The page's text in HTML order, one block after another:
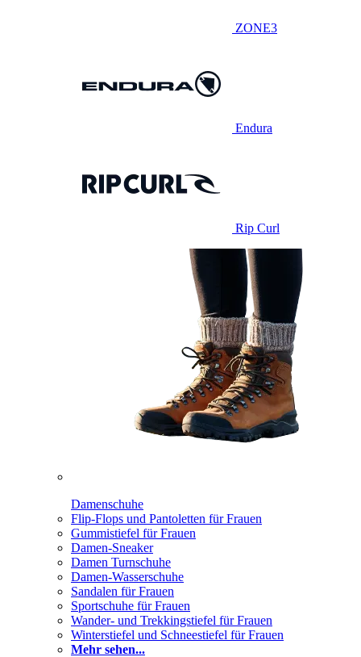
ZONE3
Endura
Rip Curl
Damenschuhe
Flip-Flops und Pantoletten für Frauen
Gummistiefel für Frauen
Damen-Sneaker
Damen Turnschuhe
Damen-Wasserschuhe
Sandalen für Frauen
Sportschuhe für Frauen
Wander- und Trekkingstiefel für Frauen
Winterstiefel und Schneestiefel für Frauen
Mehr sehen...